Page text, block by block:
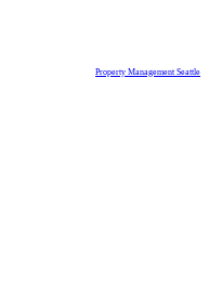
Property Management Seattle